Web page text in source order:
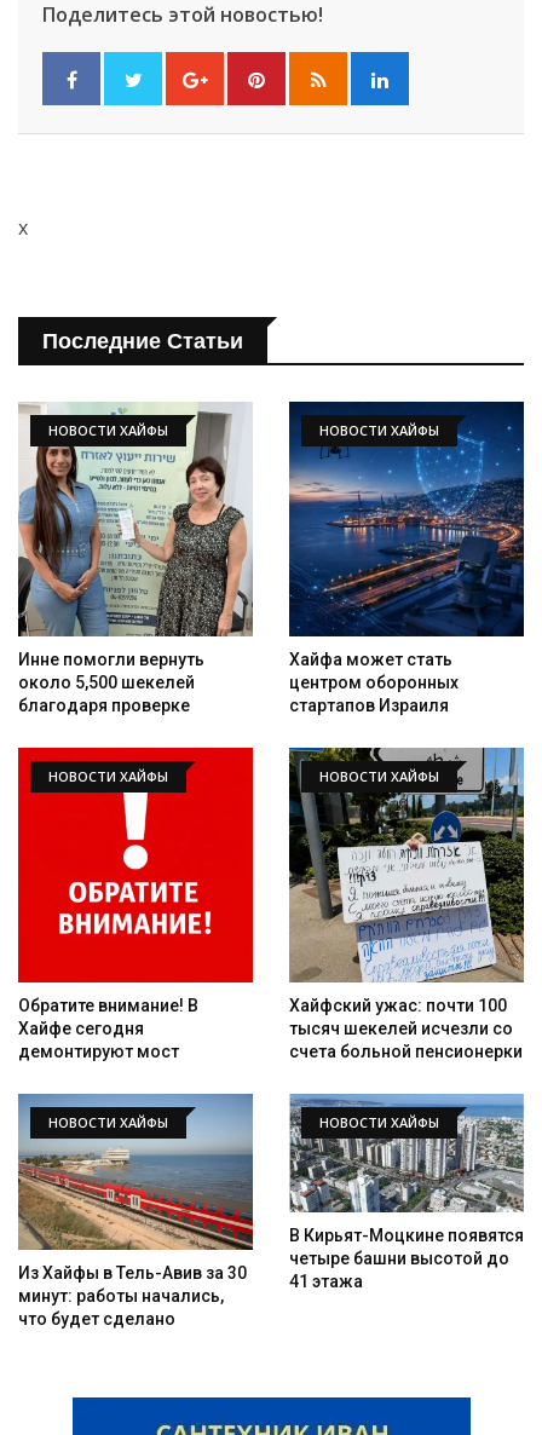
Искать
Поделитесь этой новостью!
x
Последние Статьи
НОВОСТИ ХАЙФЫ
Инне помогли вернуть
около 5,500 шекелей
благодаря проверке
НОВОСТИ ХАЙФЫ
Хайфа может стать
центром оборонных
стартапов Израиля
НОВОСТИ ХАЙФЫ
Обратите внимание! В
Хайфе сегодня
демонтируют мост
НОВОСТИ ХАЙФЫ
Хайфский ужас: почти 100
тысяч шекелей исчезли со
счета больной пенсионерки
НОВОСТИ ХАЙФЫ
Из Хайфы в Тель-Авив за 30
минут: работы начались,
что будет сделано
НОВОСТИ ХАЙФЫ
В Кирьят-Моцкине появятся
четыре башни высотой до
41 этажа